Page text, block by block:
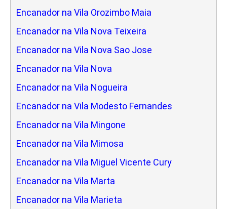
Encanador na Vila Orozimbo Maia
Encanador na Vila Nova Teixeira
Encanador na Vila Nova Sao Jose
Encanador na Vila Nova
Encanador na Vila Nogueira
Encanador na Vila Modesto Fernandes
Encanador na Vila Mingone
Encanador na Vila Mimosa
Encanador na Vila Miguel Vicente Cury
Encanador na Vila Marta
Encanador na Vila Marieta